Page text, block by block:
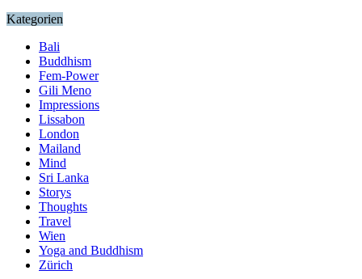
Kategorien
Bali
Buddhism
Fem-Power
Gili Meno
Impressions
Lissabon
London
Mailand
Mind
Sri Lanka
Storys
Thoughts
Travel
Wien
Yoga and Buddhism
Zürich